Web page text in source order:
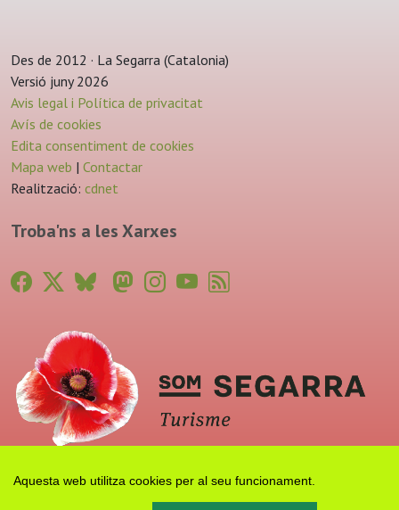
Aquesta web utilitza cookies per al seu funcionament.
Des de 2012 · La Segarra (Catalonia)
Versió juny 2026
Avis legal i Política de privacitat
Avís de cookies
Edita consentiment de cookies
Mapa web | Contactar
Realització: cdnet
Troba'ns a les Xarxes